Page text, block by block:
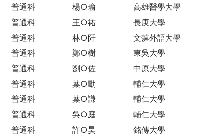
TOMORROW
PUTTING
YOU
THE
PATH
CITIZENSHIP
普通科
楊○瑜
高雄醫學大學
普通科
王○祐
長庚大學
普通科
林○阡
文藻外語大學
普通科
鄭○樹
東吳大學
普通科
劉○佐
中原大學
普通科
葉○勳
輔仁大學
普通科
葉○謙
輔仁大學
普通科
吳○庭
輔仁大學
普通科
許○昊
銘傳大學